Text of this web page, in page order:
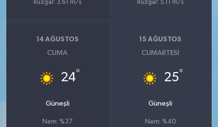
Rüzgar: 3.61 m/s
Rüzgar: 5.11 m/s
14 AĞUSTOS
CUMA
24°
Güneşli
Nem: %37
15 AĞUSTOS
CUMARTESI
25°
Güneşli
Nem: %40